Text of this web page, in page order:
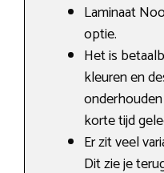
Laminaat
optie.
Het is
kleuren en
korte tijd
Er zit veel
Dit zie je